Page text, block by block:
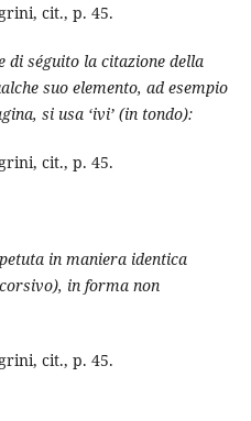
cit., p. 45.
di séguito la citazione della
suo elemento, ad esempio
si usa ‘ivi’ (in tondo):
cit., p. 45.
in maniera identica
in forma non
cit., p. 45.